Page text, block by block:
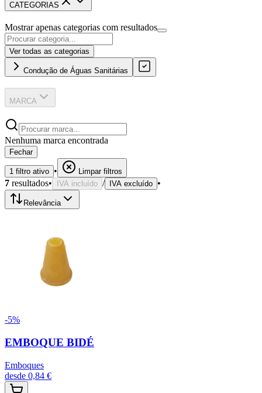
CATEGORIAS
Mostrar apenas categorias com resultados
Ver todas as categorias
Condução de Águas Sanitárias
MARCA
Nenhuma marca encontrada
Fechar
1 filtro ativo • Limpar filtros
7 resultados• IVA incluído / IVA excluído •
Relevância
-5%
EMBOQUE BIDÉ
Emboques
desde 0,84 €